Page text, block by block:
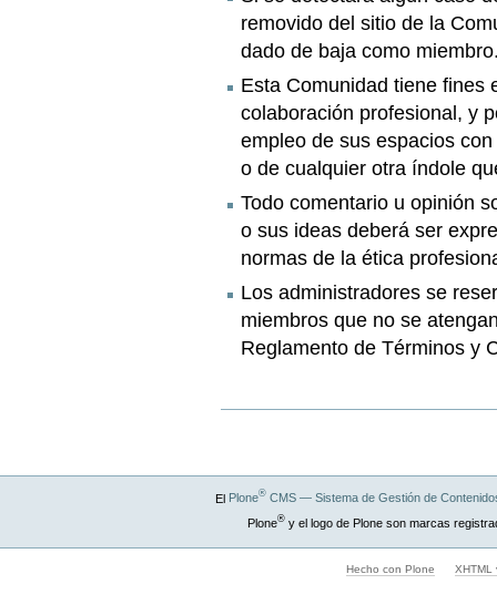
removido del sitio de la
dado de baja como
Esta Comunidad tiene fines
colaboración profesional, y
empleo de sus espacios
o de cualquier otra índole
Todo comentario u opinión
o sus ideas deberá ser
normas de la ética
Los administradores se
miembros que no se
Reglamento de Términos y
El Plone®CMS — Sistema de Gestión de
Plone®y el logo de Plone son marcas
Hecho con Plone XHTML